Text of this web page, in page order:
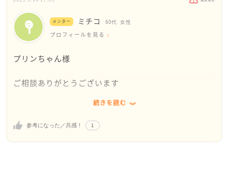
メンター ミチコ 60代 女性
プロフィールを見る
プリンちゃん様
ご相談ありがとうございます
強烈なお母様ですね。ご近所さんですから尚更大変で
しょう。
お母様の年齢は70代前後でしょうか。いくら強烈な母
続きを読む
参考になった／共感！ 1